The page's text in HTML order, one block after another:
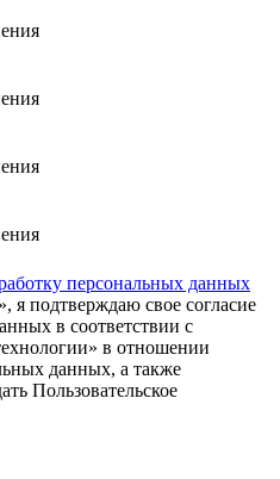
персональных данных
подтверждаю свое согласие
в соответствии с
в отношении
данных, а также
Пользовательское